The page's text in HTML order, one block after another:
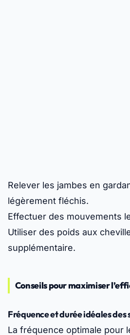
Relever les jambes en
légèrement fléchis.
Effectuer des mouvements
Utiliser des poids aux
supplémentaire.
Conseils pour maximiser
Fréquence et durée idéales des
La fréquence optimale pour